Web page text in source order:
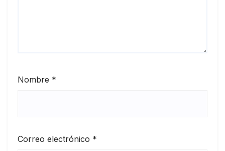
Nombre *
Correo electrónico *